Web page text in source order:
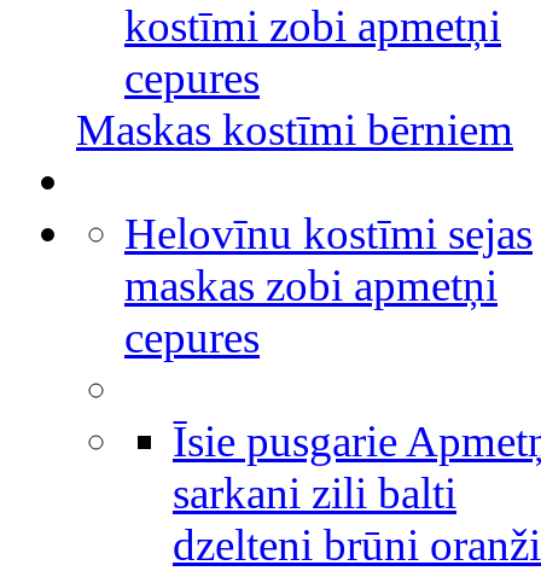
kostīmi zobi apmetņi
cepures
Maskas kostīmi bērniem
Helovīnu kostīmi sejas
maskas zobi apmetņi
cepures
Īsie pusgarie
sarkani zili balti
dzelteni brūni oranži